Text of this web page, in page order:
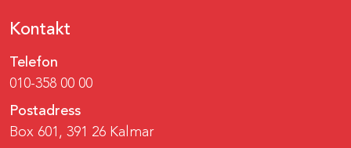
Kontakt
Telefon
010-358 00 00
Postadress
Box 601, 391 26 Kalmar